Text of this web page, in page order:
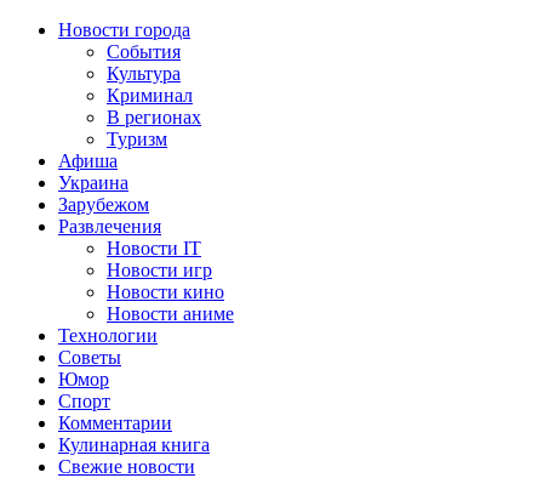
Новости города
События
Культура
Криминал
В регионах
Туризм
Афиша
Украина
Зарубежом
Развлечения
Новости IT
Новости игр
Новости кино
Новости аниме
Технологии
Советы
Юмор
Спорт
Комментарии
Кулинарная книга
Свежие новости